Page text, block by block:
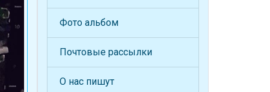
Фото альбом
Почтовые рассылки
О нас пишут